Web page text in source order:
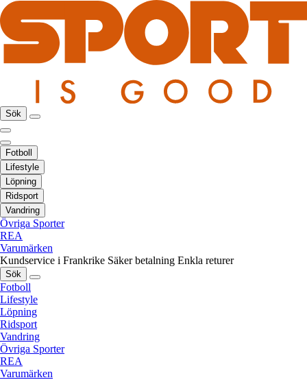
Sök
Fotboll
Lifestyle
Löpning
Ridsport
Vandring
Övriga Sporter
REA
Varumärken
Kundservice i Frankrike Säker betalning Enkla returer
Sök
Fotboll
Lifestyle
Löpning
Ridsport
Vandring
Övriga Sporter
REA
Varumärken